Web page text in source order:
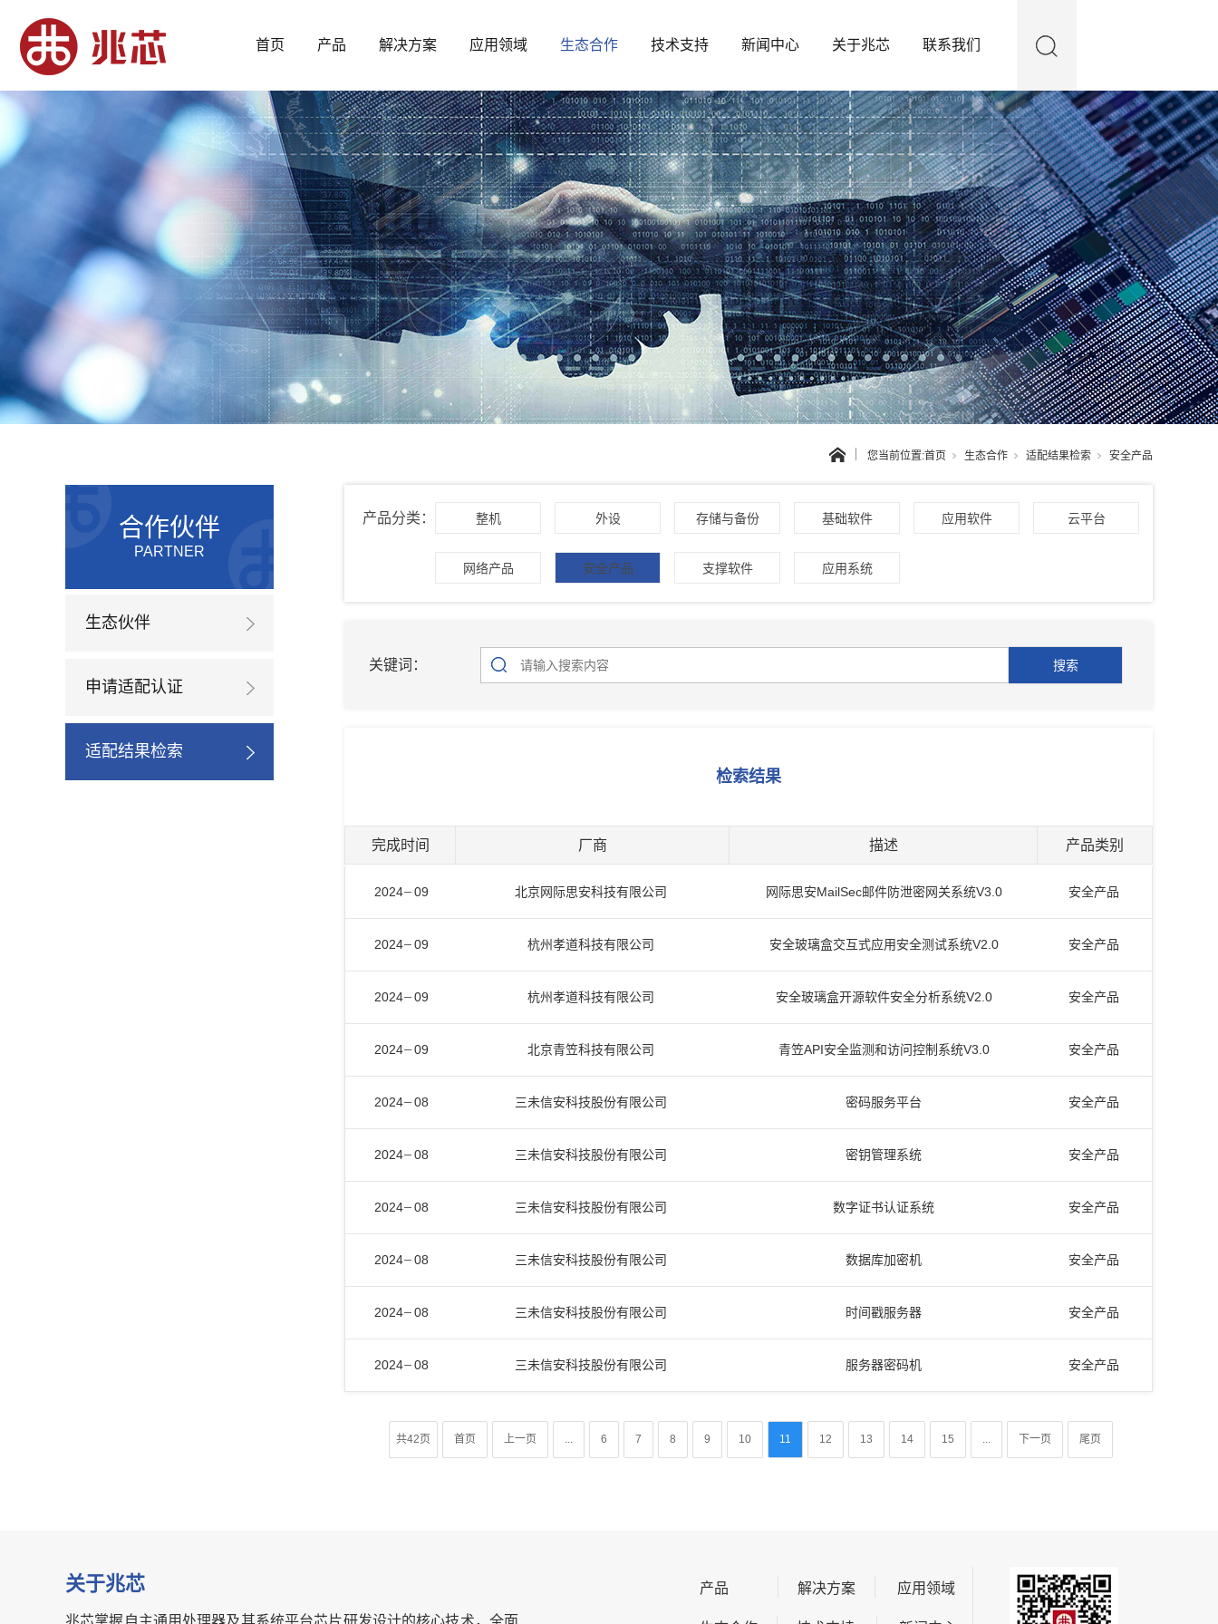
首页 产品 解决方案 应用领域 生态合作 技术支持 新闻中心 关于兆芯 联系我们
您当前位置:首页 生态合作 适配结果检索 安全产品
合作伙伴
PARTNER
生态伙伴
申请适配认证
适配结果检索
检索结果
完成时间 厂商 描述 产品类别
产品分类： 整机 外设 存储与备份 基础软件 应用软件 云平台
网络产品 安全产品 支撑软件 应用系统
关键词：
2024 09 北京网际思安科技有限公司 网际思安MailSec邮件防泄密网关系统V3.0 安全产品
2024 09 杭州孝道科技有限公司 安全玻璃盒交互式应用安全测试系统V2.0 安全产品
2024 09 杭州孝道科技有限公司 安全玻璃盒开源软件安全分析系统V2.0 安全产品
2024 09 北京青笠科技有限公司 青笠API安全监测和访问控制系统V3.0 安全产品
2024 08 三未信安科技股份有限公司 密码服务平台 安全产品
2024 08 三未信安科技股份有限公司 密钥管理系统 安全产品
2024 08 三未信安科技股份有限公司 数字证书认证系统 安全产品
2024 08 三未信安科技股份有限公司 数据库加密机 安全产品
2024 08 三未信安科技股份有限公司 时间戳服务器 安全产品
2024 08 三未信安科技股份有限公司 服务器密码机 安全产品
共42页 首页 上一页 ... 6 7 8 9 10 11 12 13 14 15 ... 下一页 尾页
关于兆芯
兆芯掌握自主通用处理器及其系统平台芯片研发设计的核心技术，全面
产品 解决方案 应用领域